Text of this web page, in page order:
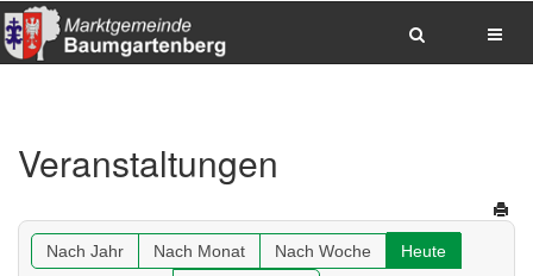
Sitemap anzeigen
Suche
E-Mail senden
Anfahrt via Google Maps planen
Veranstaltungen
Nach Jahr Nach Monat Nach Woche
Heute